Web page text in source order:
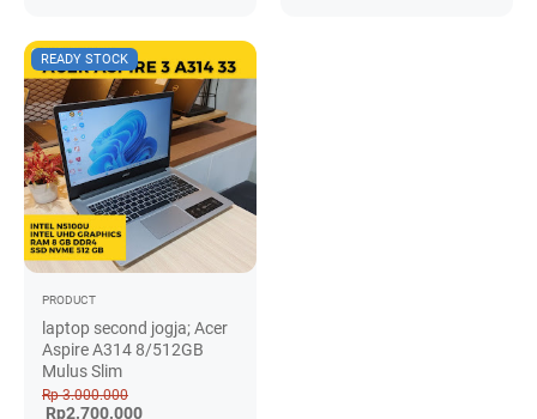
PRODUCT
laptop second jogja; Acer
Aspire A314 8/512GB
Mulus Slim
Rp 3.000.000
Rp2.700.000
READY STOCK